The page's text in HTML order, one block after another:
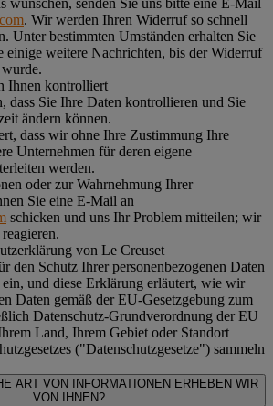
wünschen, senden Sie uns bitte eine E-Mail
. Wir werden Ihren Widerruf so schnell
Unter bestimmten Umständen erhalten Sie
einige weitere Nachrichten, bis der Widerruf
Ihnen kontrolliert
dass Sie Ihre Daten kontrollieren und Sie
ändern können.
dass wir ohne Ihre Zustimmung Ihre
Unternehmen für deren eigene
werden.
oder zur Wahrnehmung Ihrer
Sie eine E-Mail an
schicken und uns Ihr Problem mitteilen; wir
von Le Creuset
den Schutz Ihrer personenbezogenen Daten
und diese Erklärung erläutert, wie wir
Daten gemäß der EU-Gesetzgebung zum
Datenschutz-Grundverordnung der EU
Land, Ihrem Gebiet oder Standort
("Datenschutzgesetze") sammeln
ART VON INFORMATIONEN ERHEBEN WIR
VON IHNEN?